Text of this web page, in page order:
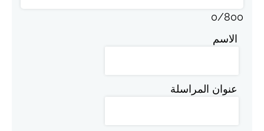
0/800
الاسم
عنوان المراسلة